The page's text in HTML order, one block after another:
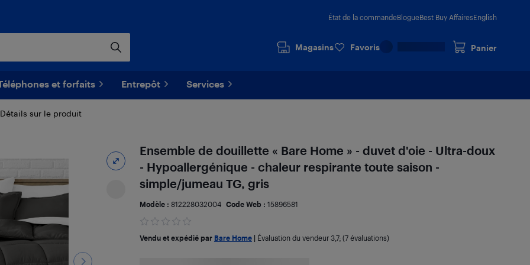
État de la commandeBlogueBest Buy AffairesEnglish
Magasins Favoris Panier
et forfaits Entrepôt Services
Détails sur le produit
Ensemble de douillette « Bare Home » - duvet d'oie - Ultra-doux
- Hypoallergénique - chaleur respirante toute saison -
simple/jumeau TG, gris
Modèle : 812228032004 Code Web : 15896581
Vendu et expédié par Bare Home| Évaluation du vendeur 3,7; (7 évaluations)